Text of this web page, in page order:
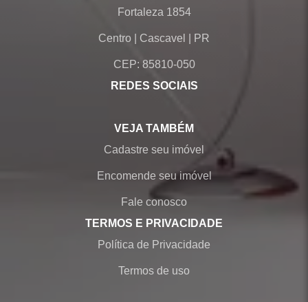
Fortaleza 1854
Centro Cascavel PR
CEP: 85810-050
REDES SOCIAIS
VEJA TAMBÉM
Cadastre seu imóvel
Encomende seu imóvel
Fale conosco
TERMOS E PRIVACIDADE
Política de Privacidade
Termos de uso